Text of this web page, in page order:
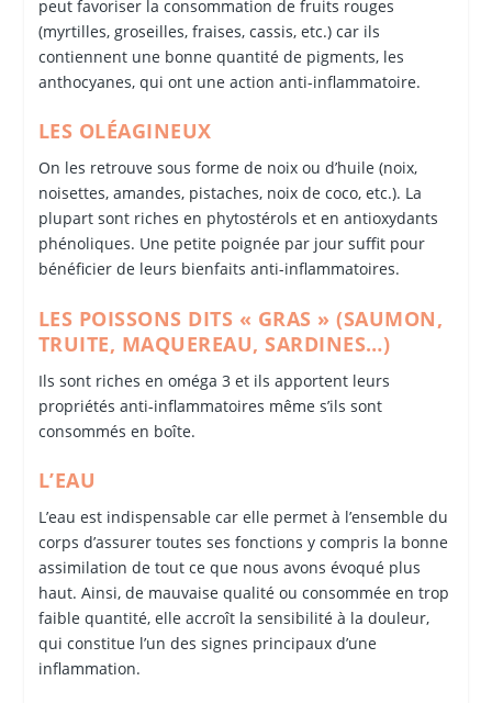
peut favoriser la consommation de fruits rouges
(myrtilles, groseilles, fraises, cassis, etc.) car ils
contiennent une bonne quantité de pigments, les
anthocyanes, qui ont une action anti-inflammatoire.
LES OLÉAGINEUX
On les retrouve sous forme de noix ou d’huile (noix,
noisettes, amandes, pistaches, noix de coco, etc.). La
plupart sont riches en phytostérols et en antioxydants
phénoliques. Une petite poignée par jour suffit pour
bénéficier de leurs bienfaits anti-inflammatoires.
LES POISSONS DITS « GRAS » (SAUMON,
TRUITE, MAQUEREAU, SARDINES…)
Ils sont riches en oméga 3 et ils apportent leurs
propriétés anti-inflammatoires même s’ils sont
consommés en boîte.
L’EAU
L’eau est indispensable car elle permet à l’ensemble du
corps d’assurer toutes ses fonctions y compris la bonne
assimilation de tout ce que nous avons évoqué plus
haut. Ainsi, de mauvaise qualité ou consommée en trop
faible quantité, elle accroît la sensibilité à la douleur,
qui constitue l’un des signes principaux d’une
inflammation.